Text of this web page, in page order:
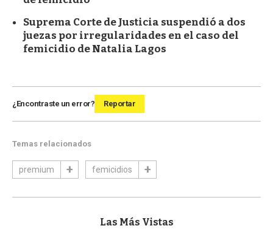
Suprema Corte de Justicia suspendió a dos
juezas por irregularidades en el caso del
femicidio de Natalia Lagos
¿Encontraste un error? Reportar
Temas relacionados
premium femicidios
Las Más Vistas